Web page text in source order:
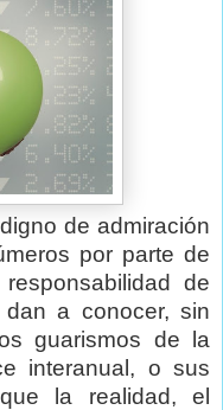
de admiración
por parte de
de
a conocer, sin
guarismos de la
interanual, o sus
la realidad, el